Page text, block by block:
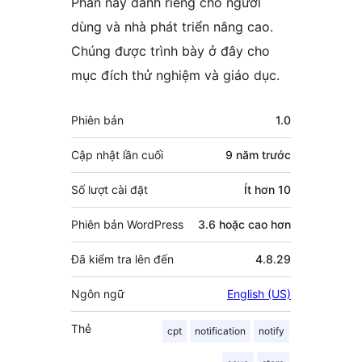
dùng và nhà phát triển nâng cao.
Chúng được trình bày ở đây cho
mục đích thử nghiệm và giáo dục.
Meta
Phiên bản 1.0
Cập nhật lần cuối 9 năm trước
Số lượt cài đặt Ít hơn 10
Phiên bản WordPress 3.6 hoặc cao hơn
Đã kiểm tra lên đến 4.8.29
Ngôn ngữ English (US)
Thẻ cpt notification notify